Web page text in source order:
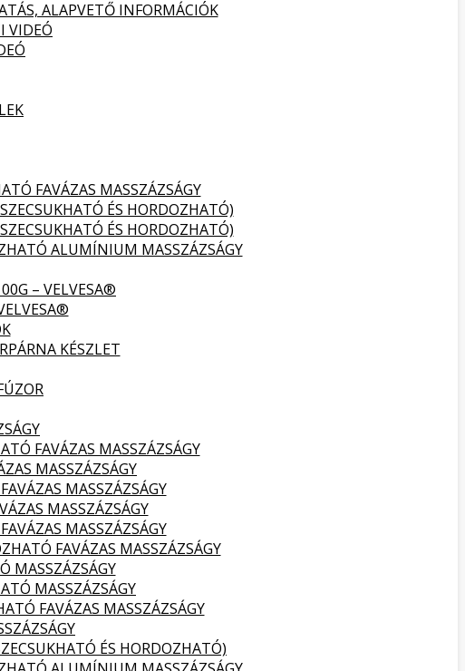
ALAPVETŐ INFORMÁCIÓK
VIDEÓ
FAVÁZAS MASSZÁZSÁGY
ÉS HORDOZHATÓ)
ÉS HORDOZHATÓ)
ALUMÍNIUM MASSZÁZSÁGY
– VELVESA®
KÉSZLET
FAVÁZAS MASSZÁZSÁGY
MASSZÁZSÁGY
MASSZÁZSÁGY
MASSZÁZSÁGY
MASSZÁZSÁGY
FAVÁZAS MASSZÁZSÁGY
MASSZÁZSÁGY
MASSZÁZSÁGY
FAVÁZAS MASSZÁZSÁGY
ÉS HORDOZHATÓ)